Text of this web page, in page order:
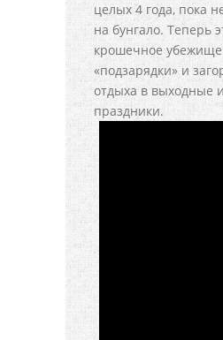
целых 4 года, пока
на бунгало. Теперь
крошечное убежище
«подзарядки» и
отдыха в выходные
праздники.